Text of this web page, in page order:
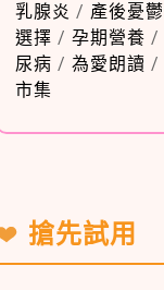
乳腺炎 / 產後憂鬱
選擇 / 孕期營養 /
尿病 / 為愛朗讀 /
市集
搶先試用